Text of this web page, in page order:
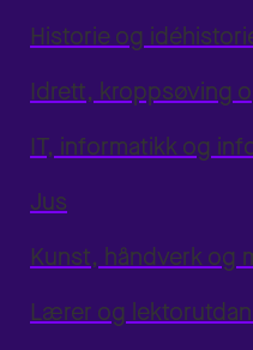
Historie og
Idrett, kroppsøving
IT, informatikk og
Jus
Kunst, håndverk og
Lærer og